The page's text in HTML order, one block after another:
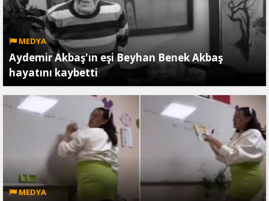
MEDYA
Aydemir Akbaş'ın eşi Beyhan Benek Akbaş
hayatını kaybetti
MEDYA